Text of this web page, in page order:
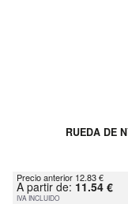
RUEDA DE
Precio anterior 12.83 €
A partir de: 11.54 €
IVA INCLUIDO